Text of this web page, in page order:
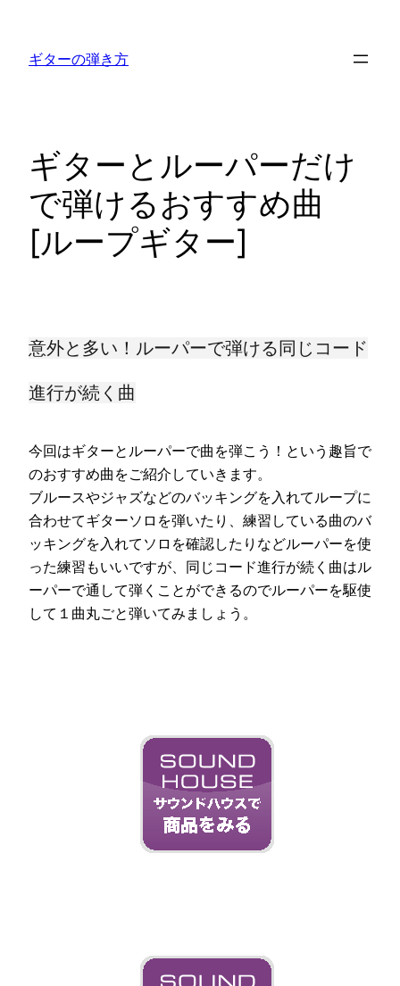
ギターの弾き方
ギターとルーパーだけ
で弾けるおすすめ曲
[ループギター]
意外と多い！ルーパーで弾ける同じコード
進行が続く曲
今回はギターとルーパーで曲を弾こう！という趣旨で
のおすすめ曲をご紹介していきます。
ブルースやジャズなどのバッキングを入れてループに
合わせてギターソロを弾いたり、練習している曲のバ
ッキングを入れてソロを確認したりなどルーパーを使
った練習もいいですが、同じコード進行が続く曲はル
ーパーで通して弾くことができるのでルーパーを駆使
して１曲丸ごと弾いてみましょう。